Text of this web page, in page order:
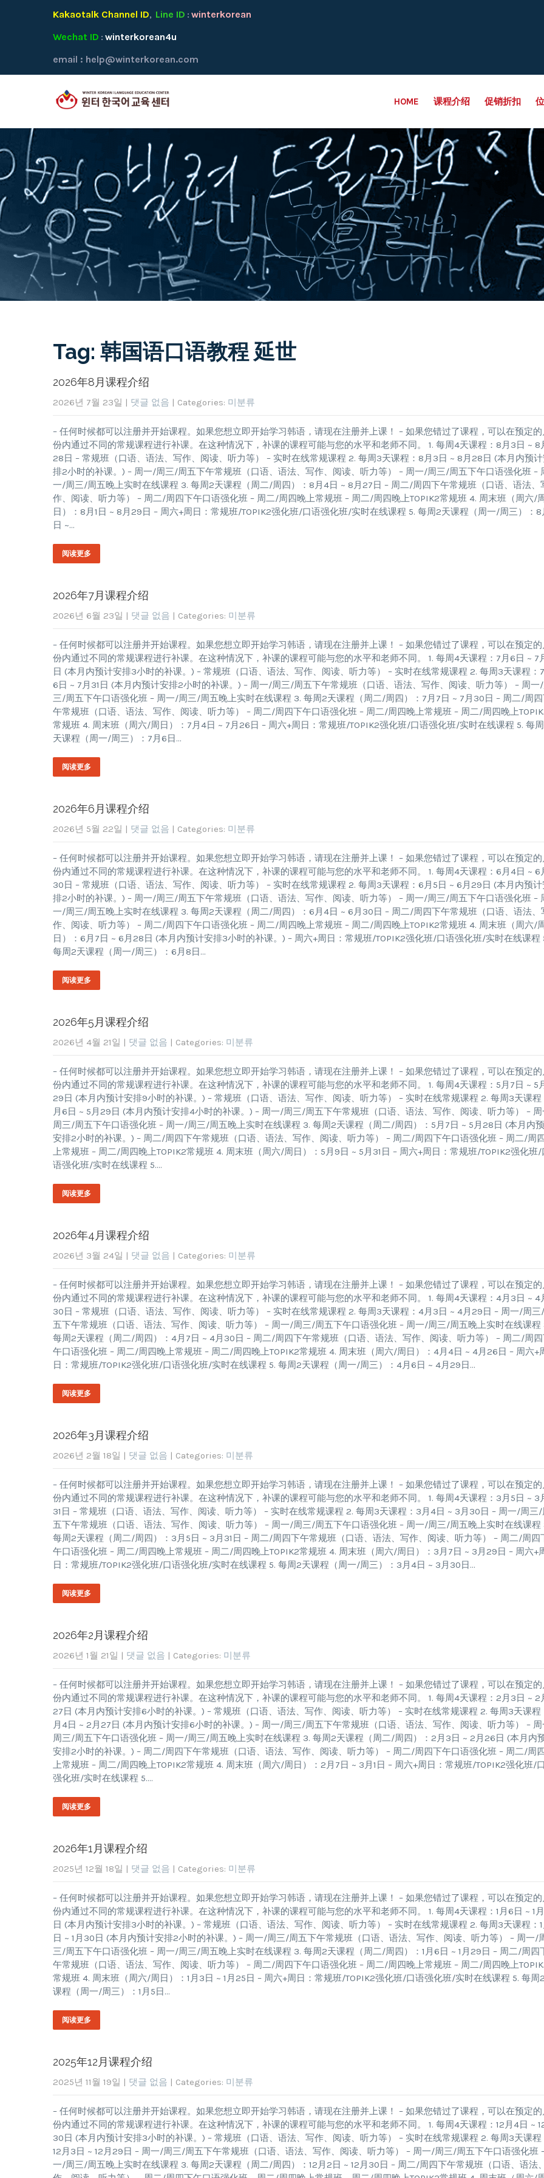
Kakaotalk Channel ID, Line ID : winterkorean
Wechat ID : winterkorean4u
email : help@winterkorean.com
HOME 课程介绍 促销折扣
Tag: 韩国语口语教程 延世
2026年8月课程介绍
2026년 7월 23일 | 댓글 없음 | Categories: 미분류
– 任何时候都可以注册并开始课程。如果您想立即开始学习韩语，请现在注册并上课！ – 如果您错过了课程，可以在预定的
份内通过不同的常规课程进行补课。在这种情况下，补课的课程可能与您的水平和老师不同。 1. 每周4天课程：8月3日 ~ 8
28日 – 常规班（口语、语法、写作、阅读、听力等） – 实时在线常规课程 2. 每周3天课程：8月3日 ~ 8月28日 (本月内预计
排2小时的补课。) – 周一/周三/周五下午常规班（口语、语法、写作、阅读、听力等） – 周一/周三/周五下午口语强化班 –
一/周三/周五晚上实时在线课程 3. 每周2天课程（周二/周四）：8月4日 ~ 8月27日 – 周二/周四下午常规班（口语、语法、
作、阅读、听力等） – 周二/周四下午口语强化班 – 周二/周四晚上常规班 – 周二/周四晚上TOPIK2常规班 4. 周末班（周六/
日）：8月1日 ~ 8月29日 – 周六+周日：常规班/TOPIK2强化班/口语强化班/实时在线课程 5. 每周2天课程（周一/周三）：8
日 ~…
阅读更多
2026年7月课程介绍
2026년 6월 23일 | 댓글 없음 | Categories: 미분류
– 任何时候都可以注册并开始课程。如果您想立即开始学习韩语，请现在注册并上课！ – 如果您错过了课程，可以在预定的
份内通过不同的常规课程进行补课。在这种情况下，补课的课程可能与您的水平和老师不同。 1. 每周4天课程：7月6日 ~ 7
日 (本月内预计安排3小时的补课。) – 常规班（口语、语法、写作、阅读、听力等） – 实时在线常规课程 2. 每周3天课程：
6日 ~ 7月31日 (本月内预计安排2小时的补课。) – 周一/周三/周五下午常规班（口语、语法、写作、阅读、听力等） – 周一
三/周五下午口语强化班 – 周一/周三/周五晚上实时在线课程 3. 每周2天课程（周二/周四）：7月7日 ~ 7月30日 – 周二/周
午常规班（口语、语法、写作、阅读、听力等） – 周二/周四下午口语强化班 – 周二/周四晚上常规班 – 周二/周四晚上
常规班 4. 周末班（周六/周日）：7月4日 ~ 7月26日 – 周六+周日：常规班/TOPIK2强化班/口语强化班/实时在线课程 5. 每
天课程（周一/周三）：7月6日…
阅读更多
2026年6月课程介绍
2026년 5월 22일 | 댓글 없음 | Categories: 미분류
– 任何时候都可以注册并开始课程。如果您想立即开始学习韩语，请现在注册并上课！ – 如果您错过了课程，可以在预定的
份内通过不同的常规课程进行补课。在这种情况下，补课的课程可能与您的水平和老师不同。 1. 每周4天课程：6月4日 ~ 6
30日 – 常规班（口语、语法、写作、阅读、听力等） – 实时在线常规课程 2. 每周3天课程：6月5日 ~ 6月29日 (本月内预计
排2小时的补课。) – 周一/周三/周五下午常规班（口语、语法、写作、阅读、听力等） – 周一/周三/周五下午口语强化班 –
一/周三/周五晚上实时在线课程 3. 每周2天课程（周二/周四）：6月4日 ~ 6月30日 – 周二/周四下午常规班（口语、语法、
作、阅读、听力等） – 周二/周四下午口语强化班 – 周二/周四晚上常规班 – 周二/周四晚上TOPIK2常规班 4. 周末班（周六/
日）：6月7日 ~ 6月28日 (本月内预计安排3小时的补课。) – 周六+周日：常规班/TOPIK2强化班/口语强化班/实时在线课程
每周2天课程（周一/周三）：6月8日…
阅读更多
2026年5月课程介绍
2026년 4월 21일 | 댓글 없음 | Categories: 미분류
– 任何时候都可以注册并开始课程。如果您想立即开始学习韩语，请现在注册并上课！ – 如果您错过了课程，可以在预定的
份内通过不同的常规课程进行补课。在这种情况下，补课的课程可能与您的水平和老师不同。 1. 每周4天课程：5月7日 ~ 5
29日 (本月内预计安排9小时的补课。) – 常规班（口语、语法、写作、阅读、听力等） – 实时在线常规课程 2. 每周3天课程
月6日 ~ 5月29日 (本月内预计安排4小时的补课。) – 周一/周三/周五下午常规班（口语、语法、写作、阅读、听力等） –
周三/周五下午口语强化班 – 周一/周三/周五晚上实时在线课程 3. 每周2天课程（周二/周四）：5月7日 ~ 5月28日 (本月内
安排2小时的补课。) – 周二/周四下午常规班（口语、语法、写作、阅读、听力等） – 周二/周四下午口语强化班 – 周二/周
上常规班 – 周二/周四晚上TOPIK2常规班 4. 周末班（周六/周日）：5月9日 ~ 5月31日 – 周六+周日：常规班/TOPIK2强化班/
语强化班/实时在线课程 5….
阅读更多
2026年4月课程介绍
2026년 3월 24일 | 댓글 없음 | Categories: 미분류
– 任何时候都可以注册并开始课程。如果您想立即开始学习韩语，请现在注册并上课！ – 如果您错过了课程，可以在预定的
份内通过不同的常规课程进行补课。在这种情况下，补课的课程可能与您的水平和老师不同。 1. 每周4天课程：4月3日 ~ 4
30日 – 常规班（口语、语法、写作、阅读、听力等） – 实时在线常规课程 2. 每周3天课程：4月3日 ~ 4月29日 – 周一/周三
五下午常规班（口语、语法、写作、阅读、听力等） – 周一/周三/周五下午口语强化班 – 周一/周三/周五晚上实时在线课程
每周2天课程（周二/周四）：4月7日 ~ 4月30日 – 周二/周四下午常规班（口语、语法、写作、阅读、听力等） – 周二/周
午口语强化班 – 周二/周四晚上常规班 – 周二/周四晚上TOPIK2常规班 4. 周末班（周六/周日）：4月4日 ~ 4月26日 – 周六+
日：常规班/TOPIK2强化班/口语强化班/实时在线课程 5. 每周2天课程（周一/周三）：4月6日 ~ 4月29日…
阅读更多
2026年3月课程介绍
2026년 2월 18일 | 댓글 없음 | Categories: 미분류
– 任何时候都可以注册并开始课程。如果您想立即开始学习韩语，请现在注册并上课！ – 如果您错过了课程，可以在预定的
份内通过不同的常规课程进行补课。在这种情况下，补课的课程可能与您的水平和老师不同。 1. 每周4天课程：3月5日 ~ 3
31日 – 常规班（口语、语法、写作、阅读、听力等） – 实时在线常规课程 2. 每周3天课程：3月4日 ~ 3月30日 – 周一/周三/
五下午常规班（口语、语法、写作、阅读、听力等） – 周一/周三/周五下午口语强化班 – 周一/周三/周五晚上实时在线课程
每周2天课程（周二/周四）：3月5日 ~ 3月31日 – 周二/周四下午常规班（口语、语法、写作、阅读、听力等） – 周二/周四
午口语强化班 – 周二/周四晚上常规班 – 周二/周四晚上TOPIK2常规班 4. 周末班（周六/周日）：3月7日 ~ 3月29日 – 周六+
日：常规班/TOPIK2强化班/口语强化班/实时在线课程 5. 每周2天课程（周一/周三）：3月4日 ~ 3月30日…
阅读更多
2026年2月课程介绍
2026년 1월 21일 | 댓글 없음 | Categories: 미분류
– 任何时候都可以注册并开始课程。如果您想立即开始学习韩语，请现在注册并上课！ – 如果您错过了课程，可以在预定的
份内通过不同的常规课程进行补课。在这种情况下，补课的课程可能与您的水平和老师不同。 1. 每周4天课程：2月3日 ~ 2
27日 (本月内预计安排6小时的补课。) – 常规班（口语、语法、写作、阅读、听力等） – 实时在线常规课程 2. 每周3天课程
月4日 ~ 2月27日 (本月内预计安排6小时的补课。) – 周一/周三/周五下午常规班（口语、语法、写作、阅读、听力等） –
周三/周五下午口语强化班 – 周一/周三/周五晚上实时在线课程 3. 每周2天课程（周二/周四）：2月3日 ~ 2月26日 (本月内
安排2小时的补课。) – 周二/周四下午常规班（口语、语法、写作、阅读、听力等） – 周二/周四下午口语强化班 – 周二/周
上常规班 – 周二/周四晚上TOPIK2常规班 4. 周末班（周六/周日）：2月7日 ~ 3月1日 – 周六+周日：常规班/TOPIK2强化班/
强化班/实时在线课程 5….
阅读更多
2026年1月课程介绍
2025년 12월 18일 | 댓글 없음 | Categories: 미분류
– 任何时候都可以注册并开始课程。如果您想立即开始学习韩语，请现在注册并上课！ – 如果您错过了课程，可以在预定的
份内通过不同的常规课程进行补课。在这种情况下，补课的课程可能与您的水平和老师不同。 1. 每周4天课程：1月6日 ~ 1
日 (本月内预计安排3小时的补课。) – 常规班（口语、语法、写作、阅读、听力等） – 实时在线常规课程 2. 每周3天课程：
日 ~ 1月30日 (本月内预计安排2小时的补课。) – 周一/周三/周五下午常规班（口语、语法、写作、阅读、听力等） – 周一/
三/周五下午口语强化班 – 周一/周三/周五晚上实时在线课程 3. 每周2天课程（周二/周四）：1月6日 ~ 1月29日 – 周二/周四
午常规班（口语、语法、写作、阅读、听力等） – 周二/周四下午口语强化班 – 周二/周四晚上常规班 – 周二/周四晚上
常规班 4. 周末班（周六/周日）：1月3日 ~ 1月25日 – 周六+周日：常规班/TOPIK2强化班/口语强化班/实时在线课程 5. 每周
课程（周一/周三）：1月5日…
阅读更多
2025年12月课程介绍
2025년 11월 19일 | 댓글 없음 | Categories: 미분류
– 任何时候都可以注册并开始课程。如果您想立即开始学习韩语，请现在注册并上课！ – 如果您错过了课程，可以在预定的
份内通过不同的常规课程进行补课。在这种情况下，补课的课程可能与您的水平和老师不同。 1. 每周4天课程：12月4日 ~
30日 (本月内预计安排3小时的补课。) – 常规班（口语、语法、写作、阅读、听力等） – 实时在线常规课程 2. 每周3天课程
12月3日 ~ 12月29日 – 周一/周三/周五下午常规班（口语、语法、写作、阅读、听力等） – 周一/周三/周五下午口语强化班
一/周三/周五晚上实时在线课程 3. 每周2天课程（周二/周四）：12月2日 ~ 12月30日 – 周二/周四下午常规班（口语、语法